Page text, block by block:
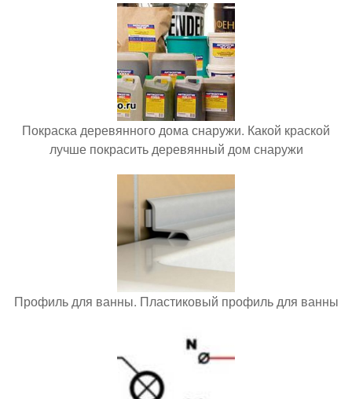
Покраска деревянного дома снаружи. Какой краской
лучше покрасить деревянный дом снаружи
Профиль для ванны. Пластиковый профиль для ванны